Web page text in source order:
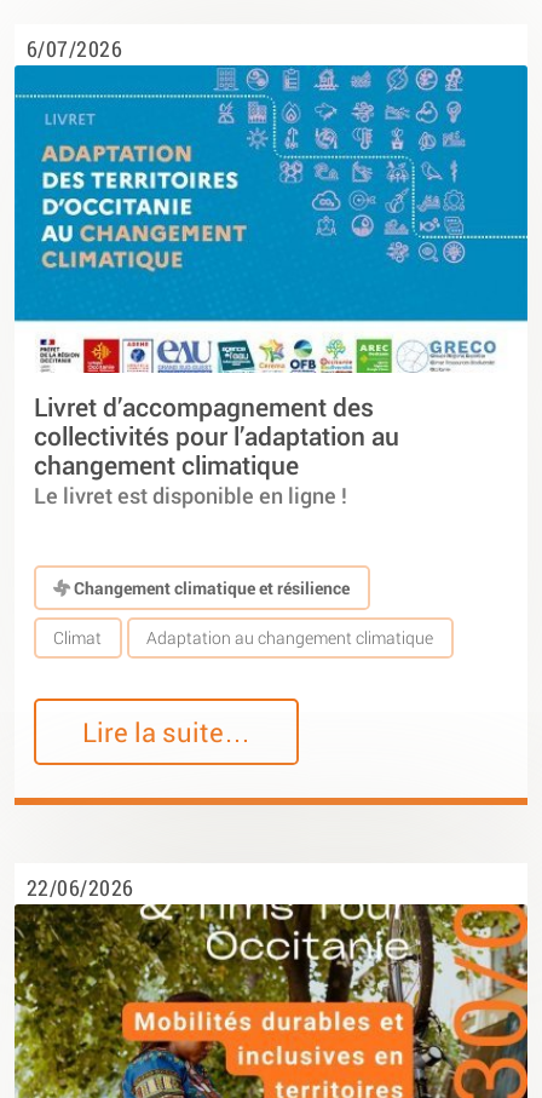
6/07/2026
Livret d’accompagnement des
collectivités pour l’adaptation au
changement climatique
Le livret est disponible en ligne !
Changement climatique et résilience
Climat Adaptation au changement climatique
Lire la suite…
22/06/2026